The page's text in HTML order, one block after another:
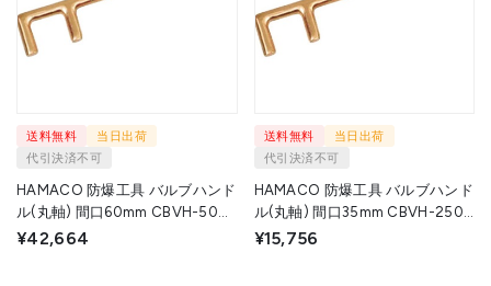
送料無料
当日出荷
代引決済不可
HAMACO 防爆工具 バルブハンド
ル(丸軸) 間口60mm CBVH-500
1丁 ▼420-9974
¥42,664
送料無料
当日出荷
代引決済不可
HAMACO 防爆工具 バルブハンド
ル(丸軸) 間口35mm CBVH-250 1
丁 ▼420-9958
¥15,756